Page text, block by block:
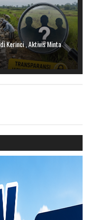
Kerinci , Aktivis Minta